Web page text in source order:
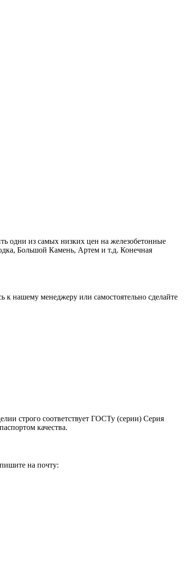
одни из самых низких цен на железобетонные
Большой Камень, Артем и т.д. Конечная
к нашему менеджеру или самостоятельно сделайте
строго соответствует ГОСТу (серии) Серия
качества.
на почту: